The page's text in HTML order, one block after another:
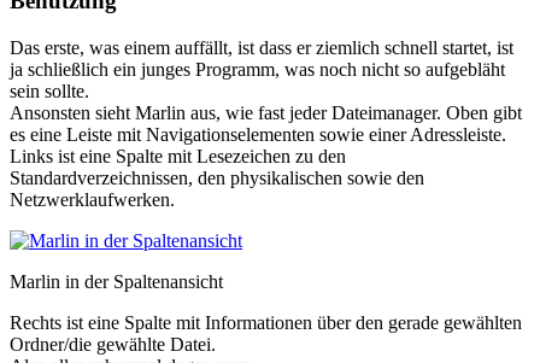
Das erste, was einem auffällt, ist dass er ziemlich schnell startet, ist
ja schließlich ein junges Programm, was noch nicht so aufgebläht
sein sollte.
Ansonsten sieht Marlin aus, wie fast jeder Dateimanager. Oben gibt
es eine Leiste mit Navigationselementen sowie einer Adressleiste.
Links ist eine Spalte mit Lesezeichen zu den
Standardverzeichnissen, den physikalischen sowie den
Netzwerklaufwerken.
Marlin in der Spaltenansicht
Rechts ist eine Spalte mit Informationen über den gerade gewählten
Ordner/die gewählte Datei.